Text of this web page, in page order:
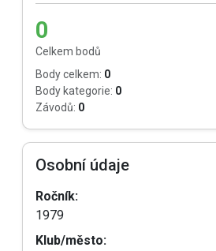
0
Celkem bodů
Body celkem: 0
Body kategorie: 0
Závodů: 0
Osobní údaje
Ročník:
1979
Klub/město: